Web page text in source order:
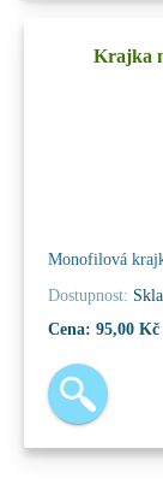
Krajka
Monofilová
Dostupnost:
Cena: 95,00 Kč